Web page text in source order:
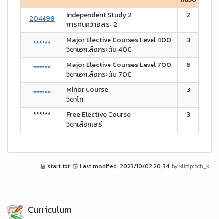
204499
Independent Study 2
การค้นคว้าอิสระ 2
2
******
Major Elective Courses Level 400
วิชาเอกเลือกระดับ 400
3
******
Major Elective Courses Level 700
วิชาเอกเลือกระดับ 700
6
******
Minor Course
วิชาโท
3
******
Free Elective Course
วิชาเลือกเสรี
3
start.txt Last modified: 2023/10/02 20:34 bykittipitch_k
Curriculum